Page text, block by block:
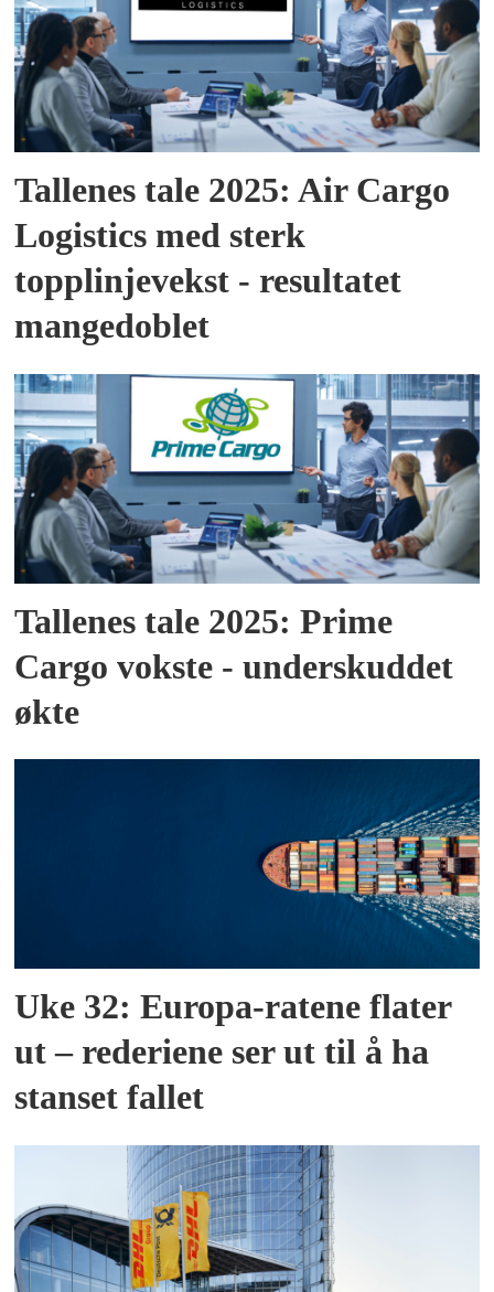
Tallenes tale 2025: Air Cargo
Logistics med sterk
topplinjevekst - resultatet
mangedoblet
Tallenes tale 2025: Prime
Cargo vokste - underskuddet
økte
Uke 32: Europa-ratene flater
ut – rederiene ser ut til å ha
stanset fallet